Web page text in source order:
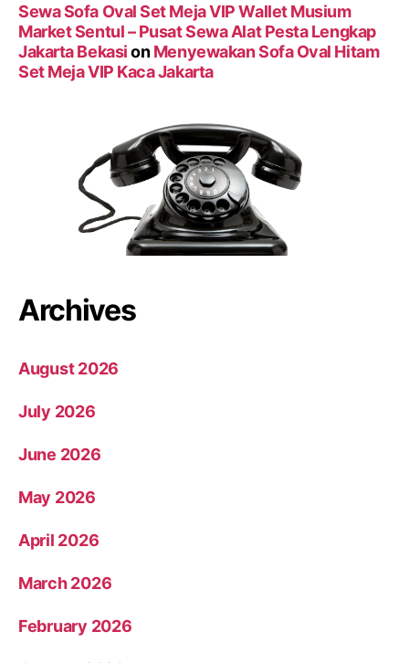
Sewa Sofa Oval Set Meja VIP Wallet Musium
Market Sentul – Pusat Sewa Alat Pesta Lengkap
Jakarta BekasionMenyewakan Sofa Oval Hitam
Set Meja VIP Kaca Jakarta
Archives
August 2026
July 2026
June 2026
May 2026
April 2026
March 2026
February 2026